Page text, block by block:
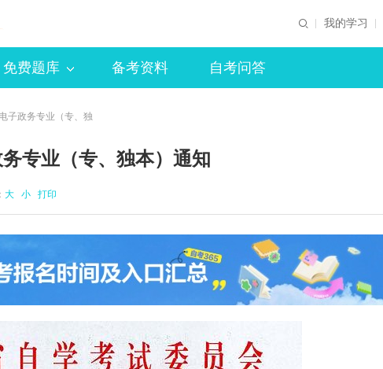
我的学习
免费题库 备考资料 自考问答
子政务专业（专、独
专业（专、独本）通知
大 小 打印